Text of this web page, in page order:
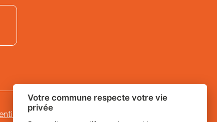
légales
Votre commune respecte votre vie
privée